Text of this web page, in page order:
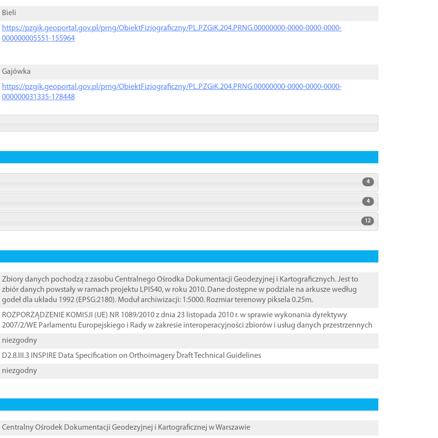
Bieli
https://pzgik.geoportal.gov.pl/prng/ObiektFizjograficzny/PL.PZGiK.204.PRNG.00000000-0000-0000-0000-
000000005551-155964
Gajówka
https://pzgik.geoportal.gov.pl/prng/ObiektFizjograficzny/PL.PZGiK.204.PRNG.00000000-0000-0000-0000-
000000031335-178448
4
4
12
Zbiory danych pochodzą z zasobu Centralnego Ośrodka Dokumentacji Geodezyjnej i Kartograficznych. Jest to
zbiór danych powstały w ramach projektu LPIS40, w roku 2010. Dane dostępne w podziale na arkusze według
godeł dla układu 1992 (EPSG:2180). Moduł archiwizacji: 1:5000. Rozmiar terenowy piksela 0.25m.
ROZPORZĄDZENIE KOMISJI (UE) NR 1089/2010 z dnia 23 listopada 2010 r. w sprawie wykonania dyrektywy
2007/2/WE Parlamentu Europejskiego i Rady w zakresie interoperacyjności zbiorów i usług danych przestrzennych
niezgodny
D2.8.III.3 INSPIRE Data Specification on Orthoimagery ֠Draft Technical Guidelines
niezgodny
Centralny Ośrodek Dokumentacji Geodezyjnej i Kartograficznej w Warszawie